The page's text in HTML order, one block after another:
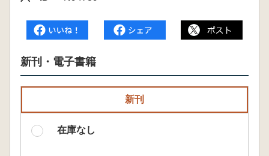
新刊・電子書籍
新刊
在庫なし